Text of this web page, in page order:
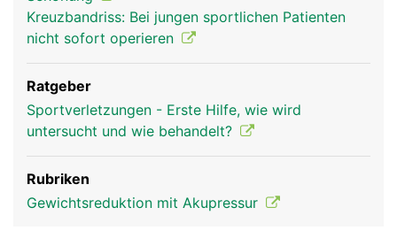
Kreuzbandriss: Bei jungen sportlichen Patienten
nicht sofort operieren
Ratgeber
Sportverletzungen - Erste Hilfe, wie wird
untersucht und wie behandelt?
Rubriken
Gewichtsreduktion mit Akupressur